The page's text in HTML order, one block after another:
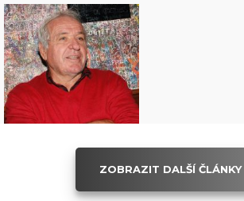
ZOBRAZIT DALŠÍ ČLÁNKY